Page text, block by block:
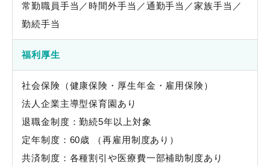
常勤職員手当／時間外手当／通勤手当／家族手当／
勤続手当
福利厚生
社会保険（健康保険・厚生年金・雇用保険）
法人企業主導型保育園あり
退職金制度：勤続5年以上対象
定年制度：60歳 （再雇用制度あり）
共済制度：各種割引や医療費一部補助制度あり